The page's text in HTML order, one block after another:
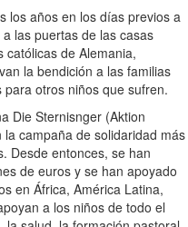
los años en los días previos a
las puertas de las casas
católicas de Alemania,
la bendición a las familias
otros niños que sufren.
Die Sternisnger (Aktion
campaña de solidaridad más
Desde entonces, se han
de euros y se han apoyado
en África, América Latina,
a los niños de todo el